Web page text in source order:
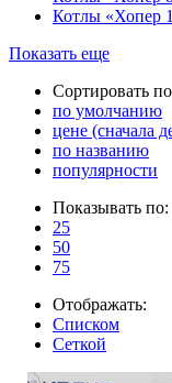
Котлы «Хопер
Показать еще
Сортировать
по умолчанию
цене (сначала
по названию
популярности
Показывать по:
25
50
75
Отображать:
Списком
Сеткой